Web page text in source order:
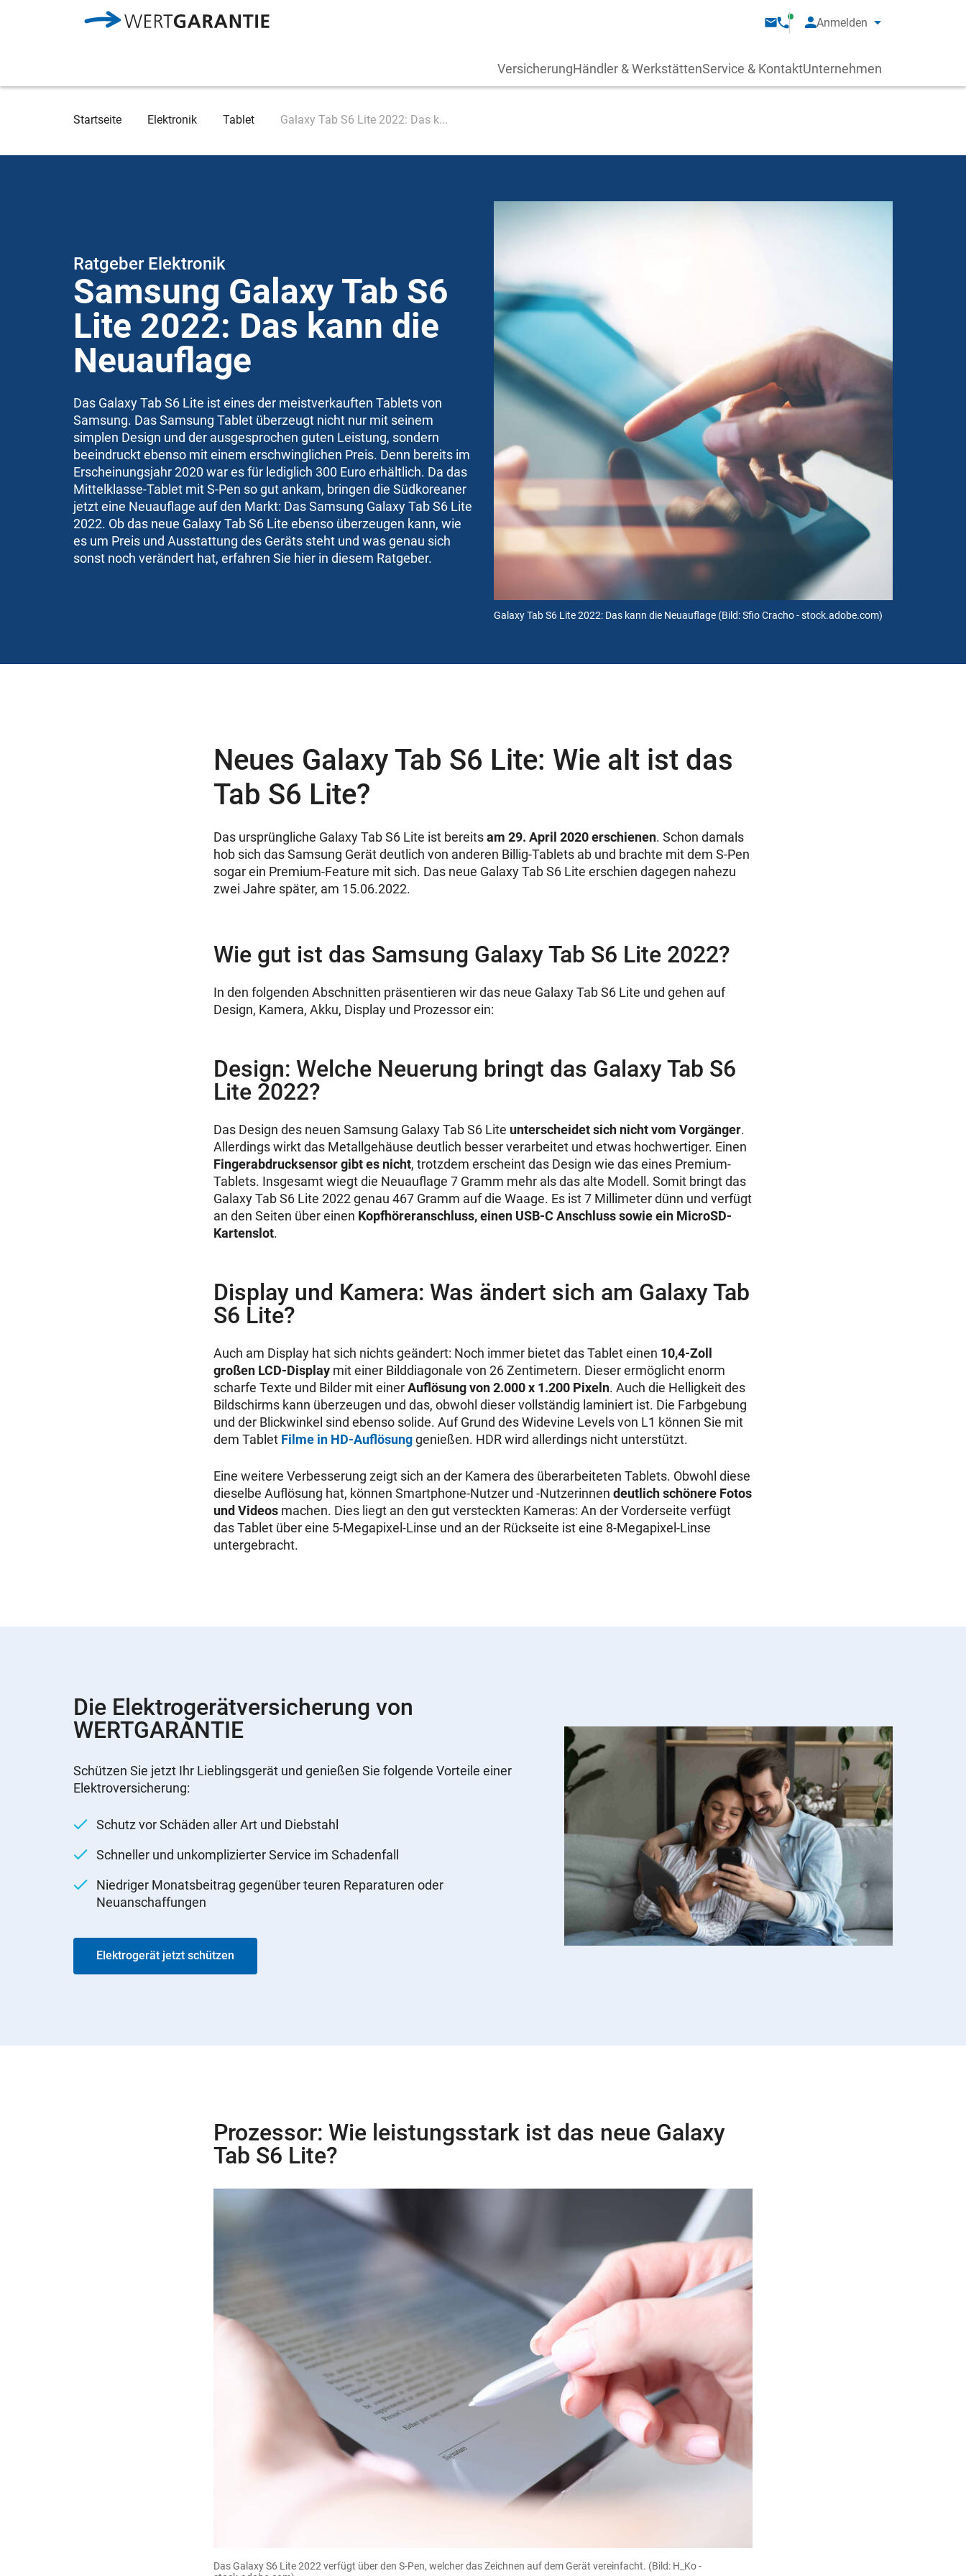
Anmelden
VersicherungHändler & WerkstättenService & KontaktUnternehmen
Breadcrumb
Startseite Elektronik Tablet Galaxy Tab S6 Lite 2022: Das k...
Galaxy Tab S6 Lite 2022: Das kann die Neuauflage (Bild: Sfio Cracho - stock.adobe.com)
Ratgeber Elektronik
Samsung Galaxy Tab S6
Lite 2022: Das kann die
Neuauflage
Das Galaxy Tab S6 Lite ist eines der meistverkauften Tablets von
Samsung. Das Samsung Tablet überzeugt nicht nur mit seinem
simplen Design und der ausgesprochen guten Leistung, sondern
beeindruckt ebenso mit einem erschwinglichen Preis. Denn bereits im
Erscheinungsjahr 2020 war es für lediglich 300 Euro erhältlich. Da das
Mittelklasse-Tablet mit S-Pen so gut ankam, bringen die Südkoreaner
jetzt eine Neuauflage auf den Markt: Das Samsung Galaxy Tab S6 Lite
2022. Ob das neue Galaxy Tab S6 Lite ebenso überzeugen kann, wie
es um Preis und Ausstattung des Geräts steht und was genau sich
sonst noch verändert hat, erfahren Sie hier in diesem Ratgeber.
Neues Galaxy Tab S6 Lite: Wie alt ist das
Tab S6 Lite?
Das ursprüngliche Galaxy Tab S6 Lite ist bereitsam 29. April 2020 erschienen. Schon damals
hob sich das Samsung Gerät deutlich von anderen Billig-Tablets ab und brachte mit dem S-Pen
sogar ein Premium-Feature mit sich. Das neue Galaxy Tab S6 Lite erschien dagegen nahezu
zwei Jahre später, am 15.06.2022.
Wie gut ist das Samsung Galaxy Tab S6 Lite 2022?
In den folgenden Abschnitten präsentieren wir das neue Galaxy Tab S6 Lite und gehen auf
Design, Kamera, Akku, Display und Prozessor ein:
Design: Welche Neuerung bringt das Galaxy Tab S6
Lite 2022?
Das Design des neuen Samsung Galaxy Tab S6 Lite unterscheidet sich nicht vom Vorgänger.
Allerdings wirkt das Metallgehäuse deutlich besser verarbeitet und etwas hochwertiger. Einen
Fingerabdrucksensor gibt es nicht, trotzdem erscheint das Design wie das eines Premium-
Tablets. Insgesamt wiegt die Neuauflage 7 Gramm mehr als das alte Modell. Somit bringt das
Galaxy Tab S6 Lite 2022 genau 467 Gramm auf die Waage. Es ist 7 Millimeter dünn und verfügt
an den Seiten über einen Kopfhöreranschluss, einen USB-C Anschluss sowie ein MicroSD-
Kartenslot.
Display und Kamera: Was ändert sich am Galaxy Tab
S6 Lite?
Auch am Display hat sich nichts geändert: Noch immer bietet das Tablet einen 10,4-Zoll
großen LCD-Display mit einer Bilddiagonale von 26 Zentimetern. Dieser ermöglicht enorm
scharfe Texte und Bilder mit einerAuflösung von 2.000 x 1.200 Pixeln. Auch die Helligkeit des
Bildschirms kann überzeugen und das, obwohl dieser vollständig laminiert ist. Die Farbgebung
und der Blickwinkel sind ebenso solide. Auf Grund des Widevine Levels von L1 können Sie mit
dem Tablet Filme in HD-Auflösunggenießen. HDR wird allerdings nicht unterstützt.
Eine weitere Verbesserung zeigt sich an der Kamera des überarbeiteten Tablets. Obwohl diese
dieselbe Auflösung hat, können Smartphone-Nutzer und -Nutzerinnen deutlich schönere Fotos
und Videos machen. Dies liegt an den gut versteckten Kameras: An der Vorderseite verfügt
das Tablet über eine 5-Megapixel-Linse und an der Rückseite ist eine 8-Megapixel-Linse
untergebracht.
Die Elektrogerätversicherung von
WERTGARANTIE
Schützen Sie jetzt Ihr Lieblingsgerät und genießen Sie folgende Vorteile einer
Elektroversicherung:
Schutz vor Schäden aller Art und Diebstahl
Schneller und unkomplizierter Service im Schadenfall
Niedriger Monatsbeitrag gegenüber teuren Reparaturen oder
Neuanschaffungen
Elektrogerät jetzt schützen
Prozessor: Wie leistungsstark ist das neue Galaxy
Tab S6 Lite?
Das Galaxy S6 Lite 2022 verfügt über den S-Pen, welcher das Zeichnen auf dem Gerät vereinfacht. (Bild: H_Ko -